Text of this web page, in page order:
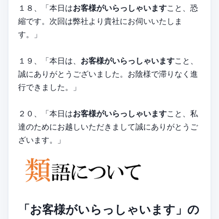
１８、「本日はお客様がいらっしゃいますこと、恐
縮です。次回は弊社より貴社にお伺いいたしま
す。」
１９、「本日は、 お客様がいらっしゃいますこと、
誠にありがとうございました。お陰様で滞りなく進
行できました。」
２０、「本日はお客様がいらっしゃいますこと、私
達のためにお越しいただきまして誠にありがとうご
ざいます。」
「お客様がいらっしゃいます」の